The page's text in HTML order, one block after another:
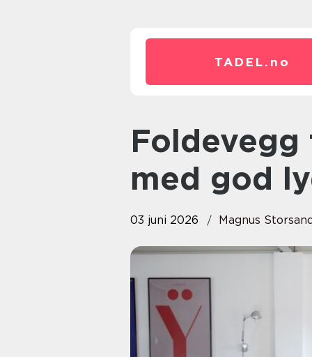
TADEL. no
Foldevegg fleksibel romdeling
med god
03 juni 2026 Magnus